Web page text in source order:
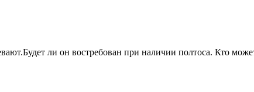
ли он востребован при наличии полтоса. Кто